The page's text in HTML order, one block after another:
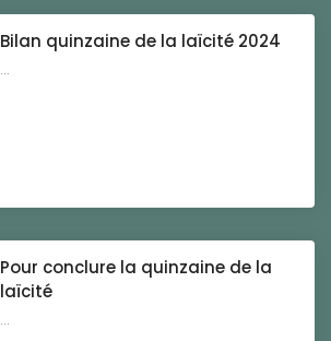
Bilan quinzaine de la laïcité 2024
...
Pour conclure la quinzaine de la
laïcité
...